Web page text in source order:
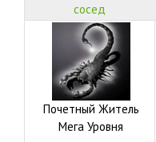
сосед
Почетный Житель
Мега Уровня